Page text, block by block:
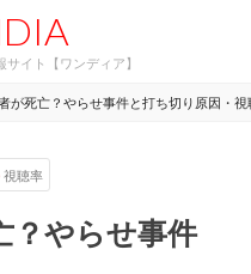
イト【ワンディア】
が死亡？やらせ事件と打ち切り原因・
視聴率
？やらせ事件